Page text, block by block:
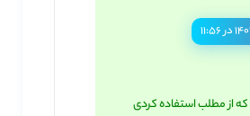
از مطلب استفاده کردی